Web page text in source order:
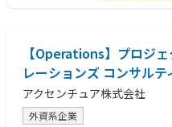
【Operations】プロジ
レーションズ コンサル
アクセンチュア株式会社
外資系企業